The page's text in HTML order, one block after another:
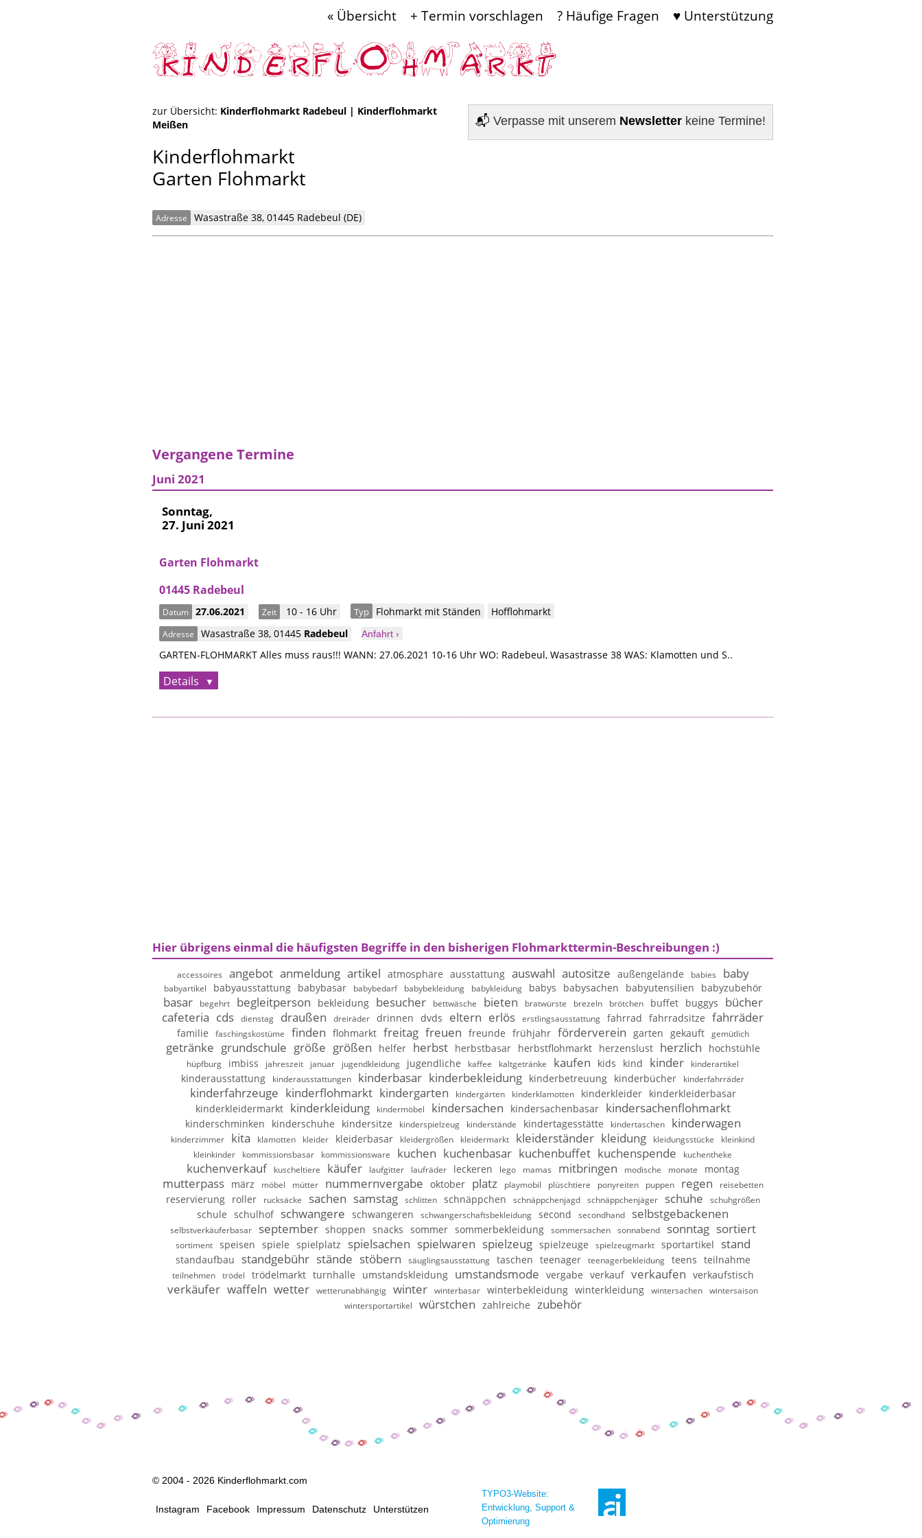
« Übersicht + Termin vorschlagen ? Häufige Fragen ♥ Unterstützung
📬 Verpasse mit unserem Newsletter keine Termine!
zur Übersicht: Kinderflohmarkt Radebeul | Kinderflohmarkt
Meißen
Kinderflohmarkt
Garten Flohmarkt
Adresse Wasastraße 38, 01445 Radebeul (DE)
Vergangene Termine
Juni 2021
Sonntag,
27. Juni 2021
Garten Flohmarkt
01445 Radebeul
Datum 27.06.2021 Zeit 10 - 16 Uhr Typ Flohmarkt mit Ständen Hofflohmarkt
Adresse Wasastraße 38, 01445 Radebeul Anfahrt ›
GARTEN-FLOHMARKT Alles muss raus!!! WANN: 27.06.2021 10-16 Uhr WO: Radebeul, Wasastrasse 38 WAS: Klamotten und S..
Details
Hier übrigens einmal die häufigsten Begriffe in den bisherigen Flohmarkttermin-Beschreibungen :)
accessoires angebot anmeldung artikel atmosphäre ausstattung auswahl autositze außengelände babies baby
babyartikel babyausstattung babybasar babybedarf babybekleidung babykleidung babys babysachen babyutensilien babyzubehör
basar begehrt begleitperson bekleidung besucher bettwäsche bieten bratwürste brezeln brötchen buffet buggys
bücher
cafeteria cds dienstag draußen dreiräder drinnen dvds eltern erlös erstlingsausstattung fahrrad fahrradsitze fahrräder
familie faschingskostüme finden flohmarkt freitag freuen freunde frühjahr förderverein garten gekauft gemütlich
getränke grundschule größe größen helfer herbst herbstbasar herbstflohmarkt herzenslust herzlich hochstühle
hüpfburg imbiss jahreszeit januar jugendkleidung jugendliche kaffee kaltgetränke kaufen kids kind kinder kinderartikel
kinderausstattung kinderausstattungen kinderbasar kinderbekleidung kinderbetreuung kinderbücher kinderfahrräder
kinderfahrzeuge kinderflohmarkt kindergarten kindergärten kinderklamotten kinderkleider
kinderkleiderbasar
kinderkleidermarkt
kinderkleidung kindermöbel kindersachen kindersachenbasar kindersachenflohmarkt
kinderschminken kinderschuhe kindersitze kinderspielzeug kinderstände kindertagesstätte kindertaschen kinderwagen
kinderzimmer kita klamotten kleider kleiderbasar kleidergrößen kleidermarkt kleiderständer kleidung kleidungsstücke
kleinkind
kleinkinder
kommissionsbasar kommissionsware kuchen kuchenbasar kuchenbuffet kuchenspende kuchentheke
kuchenverkauf kuscheltiere käufer laufgitter laufräder leckeren lego mamas mitbringen modische monate montag
mutterpass märz möbel mütter nummernvergabe oktober platz playmobil plüschtiere ponyreiten puppen regen reisebetten
reservierung roller rucksäcke sachen samstag schlitten schnäppchen schnäppchenjagd schnäppchenjäger schuhe schuhgrößen
schule schulhof schwangere schwangeren schwangerschaftsbekleidung second secondhand selbstgebackenen
selbstverkäuferbasar september shoppen snacks sommer sommerbekleidung sommersachen sonnabend sonntag sortiert
sortiment speisen spiele spielplatz spielsachen spielwaren spielzeug spielzeuge spielzeugmarkt sportartikel stand
standaufbau standgebühr stände stöbern säuglingsausstattung taschen teenager teenagerbekleidung teens teilnahme
teilnehmen trödel trödelmarkt turnhalle umstandskleidung umstandsmode vergabe verkauf verkaufen verkaufstisch
verkäufer waffeln wetter wetterunabhängig winter winterbasar winterbekleidung winterkleidung wintersachen
wintersaison
wintersportartikel
würstchen zahlreiche zubehör
© 2004 - 2026 Kinderflohmarkt.com
Instagram Facebook Impressum Datenschutz Unterstützen
TYPO3-Website:
Entwicklung, Support &
Optimierung